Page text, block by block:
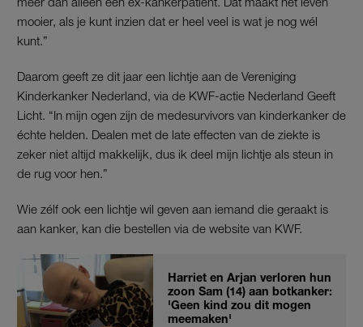
mooier, als je kunt inzien dat er heel veel is wat je nog wél
kunt.”
Daarom geeft ze dit jaar een lichtje aan de Vereniging
Kinderkanker Nederland, via de KWF-actie Nederland Geeft
Licht. “In mijn ogen zijn de medesurvivors van kinderkanker de
échte helden. Dealen met de late effecten van de ziekte is
zeker niet altijd makkelijk, dus ik deel mijn lichtje als steun in
de rug voor hen.”
Wie zélf ook een lichtje wil geven aan iemand die geraakt is
aan kanker, kan die bestellen via de website van KWF.
Harriet en Arjan verloren hun
zoon Sam (14) aan botkanker:
'Geen kind zou dit mogen
meemaken'